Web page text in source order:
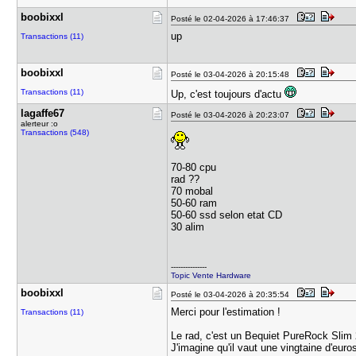
boobixxl
Transactions (11)
Posté le 02-04-2026 à 17:46:37
up
boobixxl
Transactions (11)
Posté le 03-04-2026 à 20:15:48
Up, c'est toujours d'actu
lagaffe67
alerteur :o
Transactions (548)
Posté le 03-04-2026 à 20:23:07
70-80 cpu
rad ??
70 mobal
50-60 ram
50-60 ssd selon etat CD
30 alim
---------------
Topic Vente Hardware
boobixxl
Transactions (11)
Posté le 03-04-2026 à 20:35:54
Merci pour l'estimation !
Le rad, c'est un Bequiet PureRock Slim
J'imagine qu'il vaut une vingtaine